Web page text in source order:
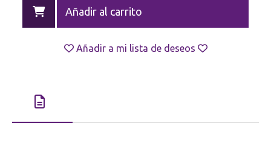
Añadir al carrito
Añadir a mi lista de deseos